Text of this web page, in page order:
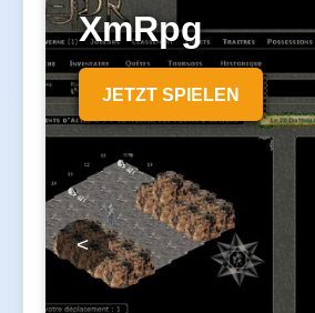
XmRpg
JETZT SPIELEN
<